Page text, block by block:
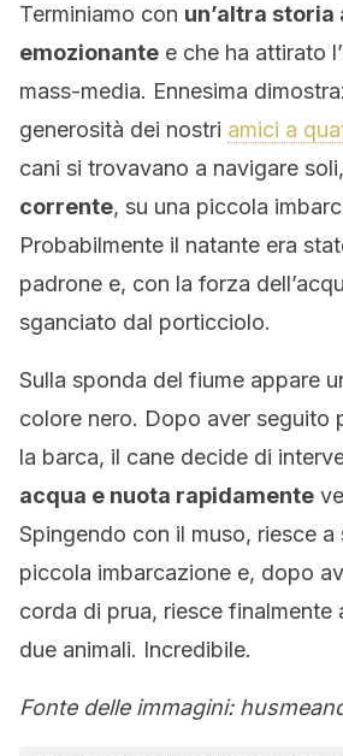
Terminiamo con un’altra
emozionante e che ha attirato
mass-media. Ennesima
generosità dei nostri amici a
cani si trovavano a navigare soli,
corrente, su una piccola
Probabilmente il natante era
padrone e, con la forza
sganciato dal porticciolo.
Sulla sponda del fiume appare
colore nero. Dopo aver seguito
la barca, il cane decide di
acqua e nuota rapidamente
Spingendo con il muso, riesce a
piccola imbarcazione e, dopo
corda di prua, riesce finalmente
due animali. Incredibile.
Fonte delle immagini: